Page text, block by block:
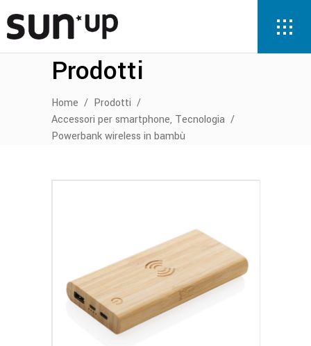
Prodotti
Home / Prodotti /
Accessori per smartphone, Tecnologia /
Powerbank wireless in bambù